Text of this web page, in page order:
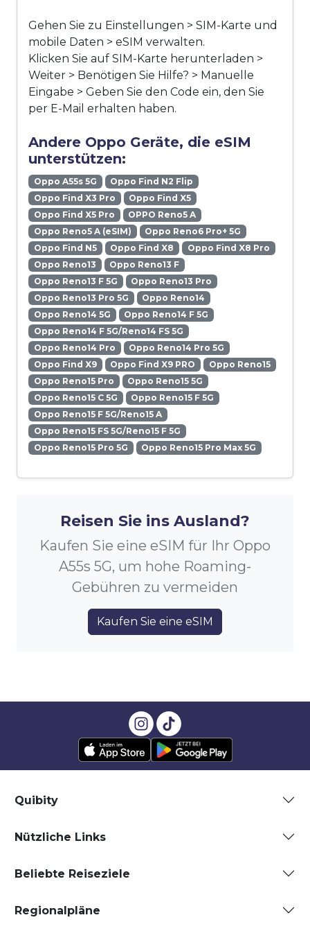
Gehen Sie zu Einstellungen > SIM-Karte und
mobile Daten > eSIM verwalten.
Klicken Sie auf SIM-Karte herunterladen >
Weiter > Benötigen Sie Hilfe? > Manuelle
Eingabe > Geben Sie den Code ein, den Sie
per E-Mail erhalten haben.
Andere Oppo Geräte, die eSIM
unterstützen:
Oppo A55s 5G
Oppo Find N2 Flip
Oppo Find X3 Pro
Oppo Find X5
Oppo Find X5 Pro
OPPO Reno5 A
Oppo Reno5 A (eSIM)
Oppo Reno6 Pro+ 5G
Oppo Find N5
Oppo Find X8
Oppo Find X8 Pro
Oppo Reno13
Oppo Reno13 F
Oppo Reno13 F 5G
Oppo Reno13 Pro
Oppo Reno13 Pro 5G
Oppo Reno14
Oppo Reno14 5G
Oppo Reno14 F 5G
Oppo Reno14 F 5G/Reno14 FS 5G
Oppo Reno14 Pro
Oppo Reno14 Pro 5G
Oppo Find X9
Oppo Find X9 PRO
Oppo Reno15
Oppo Reno15 Pro
Oppo Reno15 5G
Oppo Reno15 C 5G
Oppo Reno15 F 5G
Oppo Reno15 F 5G/Reno15 A
Oppo Reno15 FS 5G/Reno15 F 5G
Oppo Reno15 Pro 5G
Oppo Reno15 Pro Max 5G
Reisen Sie ins Ausland?
Kaufen Sie eine eSIM für Ihr Oppo
A55s 5G, um hohe Roaming-
Gebühren zu vermeiden
Kaufen Sie eine eSIM
Quibity
Nützliche Links
Beliebte Reiseziele
Regionalpläne